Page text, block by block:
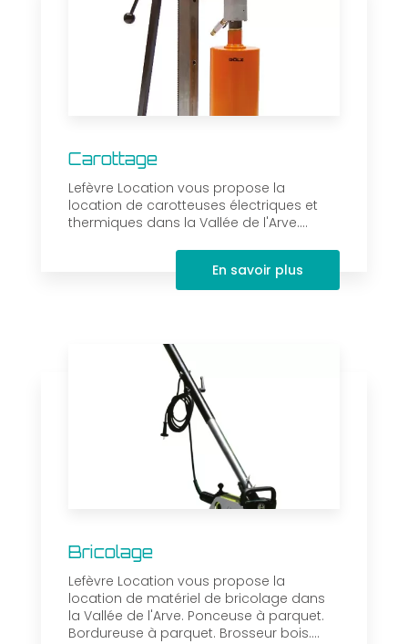
Carottage
Lefèvre Location vous propose la
location de carotteuses électriques et
thermiques dans la Vallée de l'Arve....
En savoir plus
Bricolage
Lefèvre Location vous propose la
location de matériel de bricolage dans
la Vallée de l'Arve. Ponceuse à parquet.
Bordureuse à parquet. Brosseur bois....